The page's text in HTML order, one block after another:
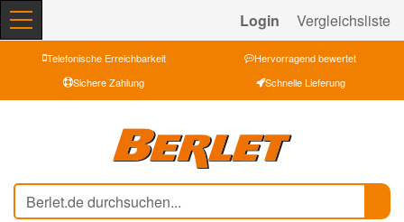
Login Vergleichsliste
Telefonische Erreichbarkeit
Hervorragend bewertet
Sichere Zahlung
Schnelle Lieferung